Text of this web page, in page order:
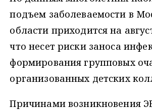
подъем заболеваемости в
области приходится на
что несет риски заноса
формирования групповых
организованных детских
Причинами возникновения